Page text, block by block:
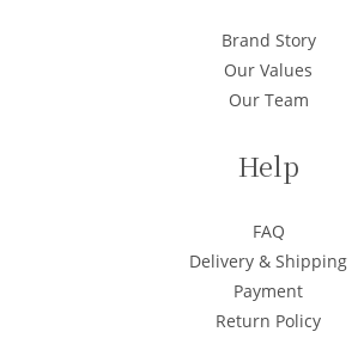
Brand Story
Our Values
Our Team
Help
FAQ
Delivery & Shipping
Payment
Return Policy